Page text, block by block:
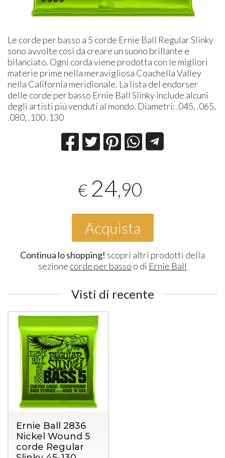
Le corde per basso a 5 corde Ernie Ball Regular Slinky
sono avvolte così da creare un suono brillante e
bilanciato. Ogni corda viene prodotta con le migliori
materie prime nella meravigliosa Coachella Valley
nella California meridionale. La lista del endorser
delle corde per basso Ernie Ball Slinky include alcuni
degli artisti più venduti al mondo. Diametri: .045, .065,
.080, .100 .130
€ 24,90
Acquista
Continua lo shopping! scopri altri prodotti della
sezione corde per basso o di Ernie Ball
Visti di recente
Ernie Ball 2836
Nickel Wound 5
corde Regular